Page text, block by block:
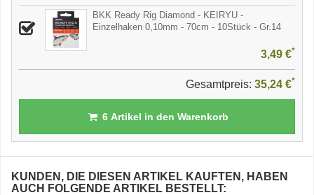
BKK Ready Rig Diamond - KEIRYU -
Einzelhaken 0,10mm - 70cm - 10Stück - Gr.14
3,49 €*
Gesamtpreis: 35,24 €*
6Artikel in den Warenkorb
KUNDEN, DIE DIESEN ARTIKEL KAUFTEN, HABEN
AUCH FOLGENDE ARTIKEL BESTELLT: